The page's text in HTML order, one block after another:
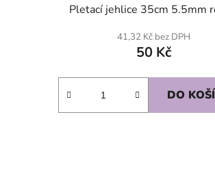
Pletací jehlice 35cm 5.5mm
41,32 Kč bez DPH
50 Kč
DO